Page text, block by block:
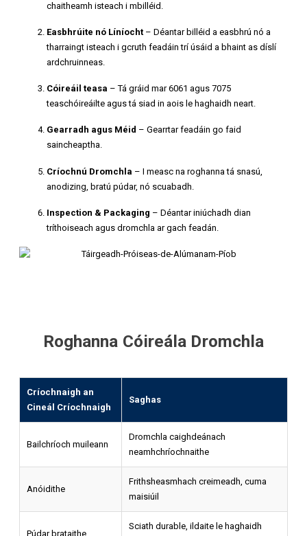
chaitheamh isteach i mbilléid.
Easbhrúite nó Líníocht – Déantar billéid a easbhrú nó a
tharraingt isteach i gcruth feadáin trí úsáid a bhaint as díslí
ardchruinneas.
Cóireáil teasa – Tá gráid mar 6061 agus 7075
teaschóireáilte agus tá siad in aois le haghaidh neart.
Gearradh agus Méid – Gearrtar feadáin go faid
saincheaptha.
Críochnú Dromchla – I measc na roghanna tá snasú,
anodizing, bratú púdar, nó scuabadh.
Inspection & Packaging – Déantar iniúchadh dian
tríthoiseach agus dromchla ar gach feadán.
Roghanna Cóireála Dromchla
Críochnaigh an
Cineál Críochnaigh
Saghas
Bailchríoch muileann
Dromchla caighdeánach
neamhchríochnaithe
Anóidithe
Frithsheasmhach creimeadh, cuma
maisiúil
Púdar brataithe
Sciath durable, ildaite le haghaidh